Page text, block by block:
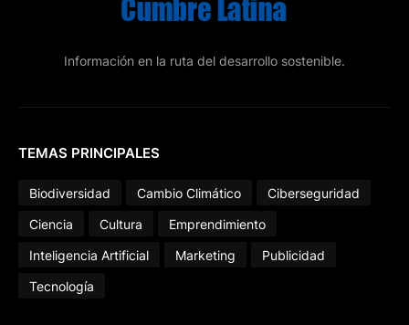
Información en la ruta del desarrollo sostenible.
TEMAS PRINCIPALES
Biodiversidad Cambio Climático
Ciberseguridad
Ciencia
Cultura
Emprendimiento
Inteligencia Artificial
Marketing
Publicidad
Tecnología